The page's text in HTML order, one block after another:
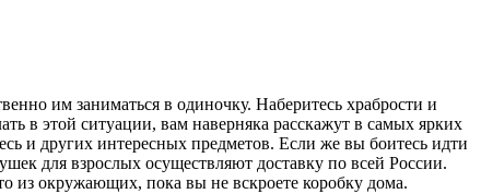
им заниматься в одиночку. Наберитесь храбрости и
в этой ситуации, вам наверняка расскажут в самых ярких
и других интересных предметов. Если же вы боитесь идти
для взрослых осуществляют доставку по всей России.
из окружающих, пока вы не вскроете коробку дома.